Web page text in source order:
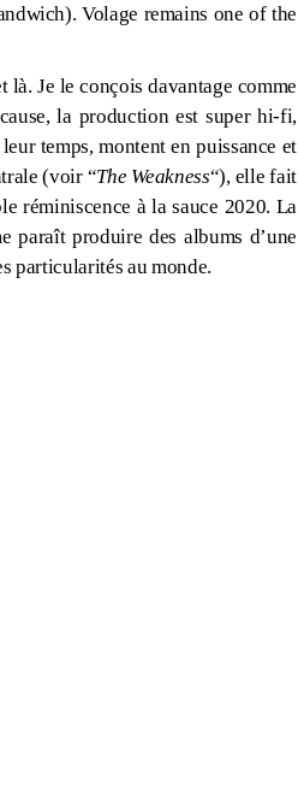
Volage remains one of the
Je le conçois davantage comme
la production est super hi-fi,
temps, montent en puissance et
(voir “The Weakness“), elle fait
réminiscence à la sauce 2020. La
paraît produire des albums d’une
particularités au monde.